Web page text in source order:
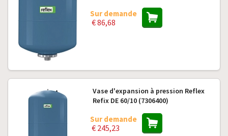
Sur demande
€ 86,68
Vase d'expansion à pression Reflex
Refix DE 60/10 (7306400)
Sur demande
€ 245,23